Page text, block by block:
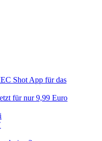
Shot App für das
für nur 9,99 Euro